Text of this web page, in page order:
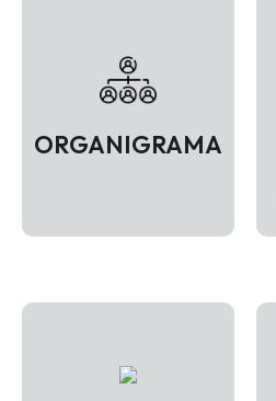
ORGANIGRAMA